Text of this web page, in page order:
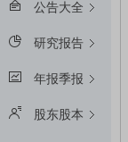
公告大全
研究报告
年报季报
股东股本